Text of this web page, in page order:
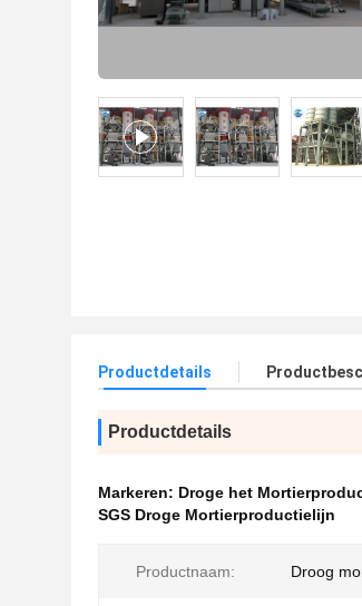
Productdetails
Productdetails
Markeren: Droge het
SGS Droge Mortierproductielijn
Productnaam: Droog